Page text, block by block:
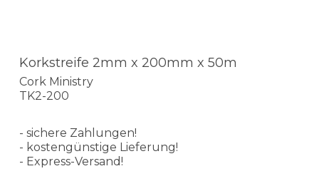
Korkstreife 2mm x 200mm x 50m
Cork Ministry
TK2-200
- sichere Zahlungen!
- kostengünstige Lieferung!
- Express-Versand!